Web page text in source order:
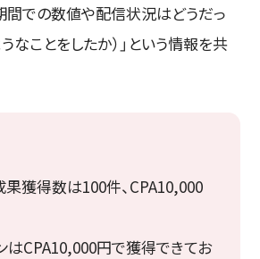
間での数値や配信状況はどうだっ
なことをしたか）」という情報を共
果獲得数は100件、CPA10,000
はCPA10,000円で獲得できてお